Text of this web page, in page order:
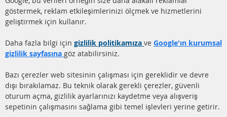
(DPF)
DİZEL PARTİKÜL FİLTRESİ
KATALİZÖR (KAT)
SSS
Hakkımızda
Gönderim ücreti
Daha fazla link
göstermek, reklam etkileşimlerinizi ölçmek ve hizmetlerini
geliştirmek için kullanır.
Daha fazla bilgi için gizlilik politikamıza ve Google'ın kurumsal
gizlilik sayfasına göz atabilirsiniz.
Bazı çerezler web sitesinin çalışması için gereklidir ve devre
dışı bırakılamaz. Bu teknik olarak gerekli çerezler, güvenli
oturum açma, gizlilik ayarlarınızı kaydetme veya alışveriş
sepetinin çalışmasını sağlama gibi temel işlevleri yerine getirir.